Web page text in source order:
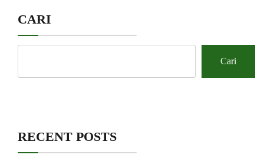
CARI
Cari
RECENT POSTS